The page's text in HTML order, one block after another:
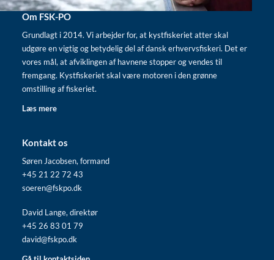
Om FSK-PO
Grundlagt i 2014. Vi arbejder for, at kystfiskeriet atter skal
udgøre en vigtig og betydelig del af dansk erhvervsfiskeri. Det er
vores mål, at afviklingen af havnene stopper og vendes til
fremgang. Kystfiskeriet skal være motoren i den grønne
omstilling af fiskeriet.
Læs mere
Kontakt os
Søren Jacobsen, formand
+45 21 22 72 43
soeren@fskpo.dk
David Lange, direktør
+45 26 83 01 79
david@fskpo.dk